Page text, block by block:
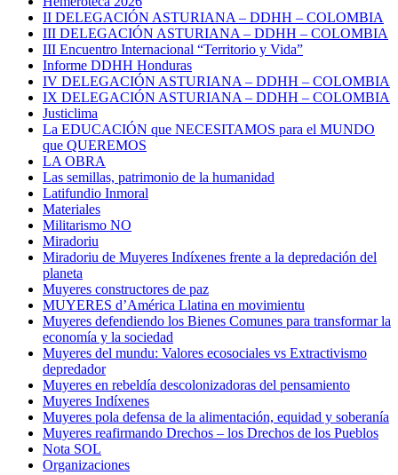
II DELEGACIÓN ASTURIANA – DDHH – COLOMBIA
III DELEGACIÓN ASTURIANA – DDHH – COLOMBIA
III Encuentro Internacional “Territorio y Vida”
Informe DDHH Honduras
IV DELEGACIÓN ASTURIANA – DDHH – COLOMBIA
IX DELEGACIÓN ASTURIANA – DDHH – COLOMBIA
Justiclima
La EDUCACIÓN que NECESITAMOS para el MUNDO
que QUEREMOS
LA OBRA
Las semillas, patrimonio de la humanidad
Latifundio Inmoral
Materiales
Militarismo NO
Miradoriu
Miradoriu de Muyeres Indíxenes frente a la depredación del
planeta
Muyeres constructores de paz
MUYERES d’América Llatina en movimientu
Muyeres defendiendo los Bienes Comunes para transformar la
economía y la sociedad
Muyeres del mundu: Valores ecosociales vs Extractivismo
depredador
Muyeres en rebeldía descolonizadoras del pensamiento
Muyeres Indíxenes
Muyeres pola defensa de la alimentación, equidad y soberanía
Muyeres reafirmando Drechos – los Drechos de los Pueblos
Nota SOL
Organizaciones